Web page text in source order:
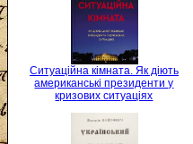
Ситуаційна кімната. Як діють
американські президенти у
кризових ситуаціях